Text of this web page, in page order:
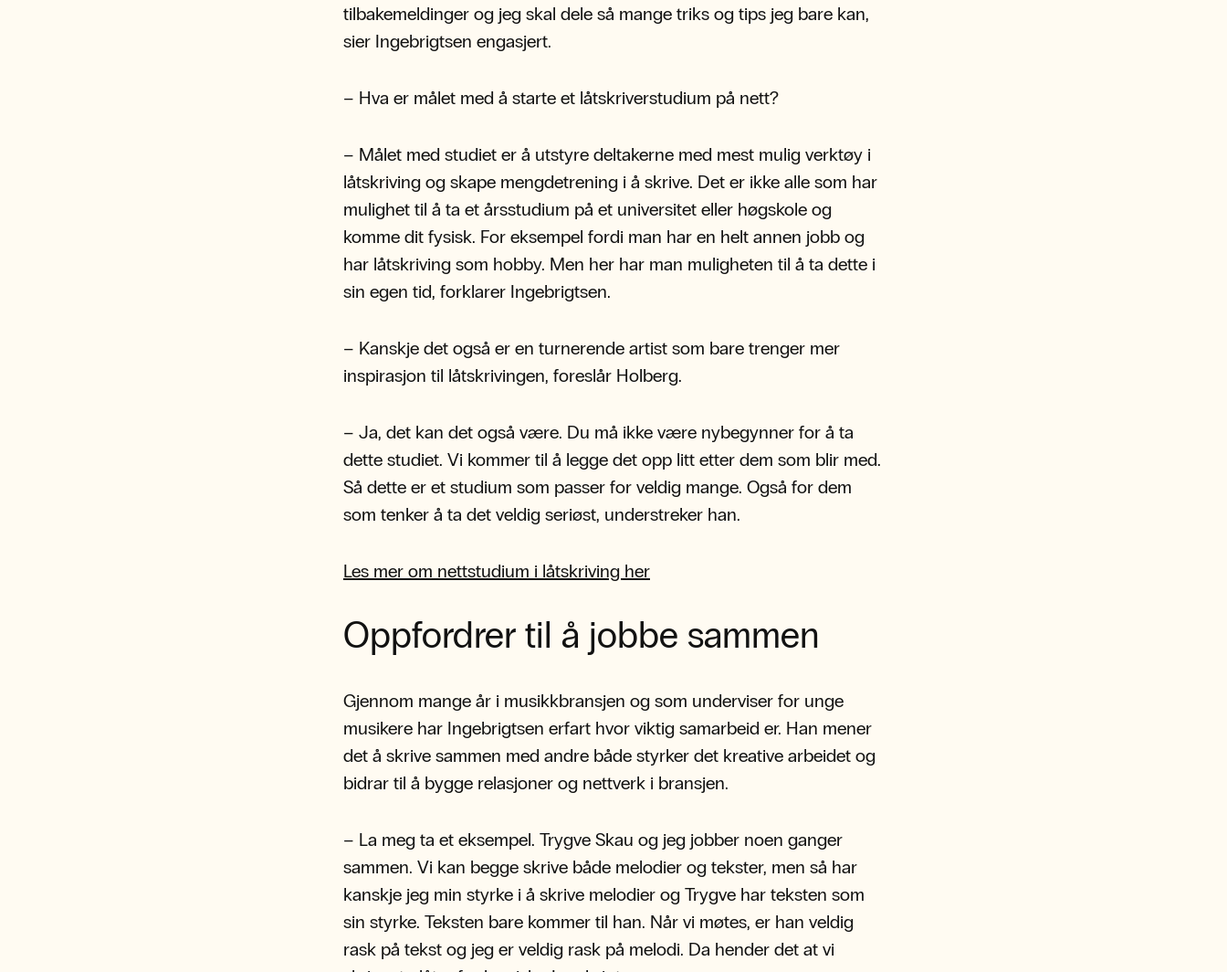
tilbakemeldinger og jeg skal dele så mange triks og tips jeg bare kan,
sier Ingebrigtsen engasjert.
– Hva er målet med å starte et låtskriverstudium på nett?
– Målet med studiet er å utstyre deltakerne med mest mulig verktøy i
låtskriving og skape mengdetrening i å skrive. Det er ikke alle som har
mulighet til å ta et årsstudium på et universitet eller høgskole og
komme dit fysisk. For eksempel fordi man har en helt annen jobb og
har låtskriving som hobby. Men her har man muligheten til å ta dette i
sin egen tid, forklarer Ingebrigtsen.
– Kanskje det også er en turnerende artist som bare trenger mer
inspirasjon til låtskrivingen, foreslår Holberg.
– Ja, det kan det også være. Du må ikke være nybegynner for å ta
dette studiet. Vi kommer til å legge det opp litt etter dem som blir med.
Så dette er et studium som passer for veldig mange. Også for dem
som tenker å ta det veldig seriøst, understreker han.
Les mer om nettstudium i låtskriving her
Oppfordrer til å jobbe sammen
Gjennom mange år i musikkbransjen og som underviser for unge
musikere har Ingebrigtsen erfart hvor viktig samarbeid er. Han mener
det å skrive sammen med andre både styrker det kreative arbeidet og
bidrar til å bygge relasjoner og nettverk i bransjen.
– La meg ta et eksempel. Trygve Skau og jeg jobber noen ganger
sammen. Vi kan begge skrive både melodier og tekster, men så har
kanskje jeg min styrke i å skrive melodier og Trygve har teksten som
sin styrke. Teksten bare kommer til han. Når vi møtes, er han veldig
rask på tekst og jeg er veldig rask på melodi. Da hender det at vi